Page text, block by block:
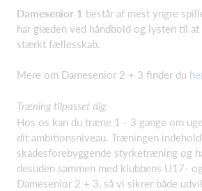
Damesenior 1 består af mest yngre
har glæden ved håndbold og lysten til
stærkt fællesskab.
Mere om Damesenior 2 + 3 finder du
Træning tilpasset dig:
Hos os kan du træne 1 - 3 gange om
dit ambitionsniveau. Træningen
skadesforebyggende styrketræning og
desuden sammen med klubbens U17-
Damesenior 2 + 3, så vi sikrer både